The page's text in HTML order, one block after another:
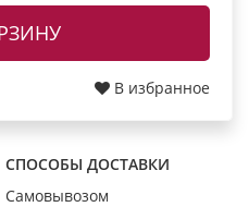
В избранное
СПОСОБЫ ДОСТАВКИ
Самовывозом